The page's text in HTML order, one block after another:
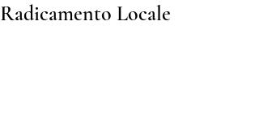
Radicamento Locale